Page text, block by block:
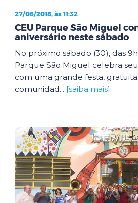
27/06/2018, às 11:32
CEU Parque São Miguel
aniversário neste sábado
No próximo sábado (30), das 9h
Parque São Miguel celebra seu
com uma grande festa,
comunidad... [saiba mais]